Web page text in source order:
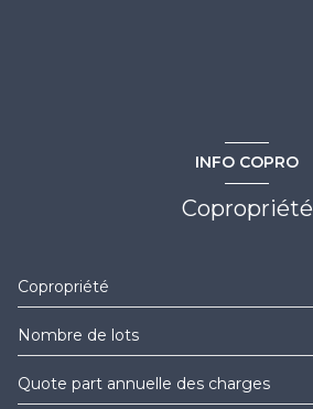
INFO COPRO
Copropriété
Copropriété
Nombre de lots
Quote part annuelle des charges